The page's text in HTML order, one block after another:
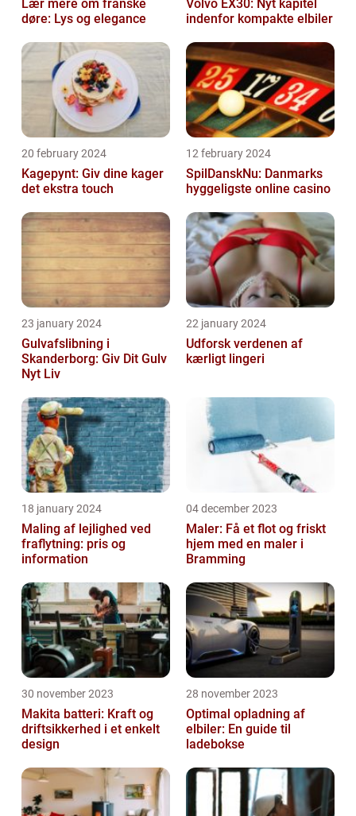
Lær mere om franske
døre: Lys og elegance
Volvo EX30: Nyt kapitel
indenfor kompakte elbiler
20 february 2024
Kagepynt: Giv dine kager
det ekstra touch
12 february 2024
SpilDanskNu: Danmarks
hyggeligste online casino
23 january 2024
Gulvafslibning i
Skanderborg: Giv Dit Gulv
Nyt Liv
22 january 2024
Udforsk verdenen af
kærligt lingeri
18 january 2024
Maling af lejlighed ved
fraflytning: pris og
information
04 december 2023
Maler: Få et flot og friskt
hjem med en maler i
Bramming
30 november 2023
Makita batteri: Kraft og
driftsikkerhed i et enkelt
design
28 november 2023
Optimal opladning af
elbiler: En guide til
ladebokse